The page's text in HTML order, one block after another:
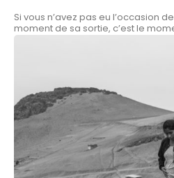
Si vous n’avez pas eu l’occasion
moment de sa sortie, c’est le